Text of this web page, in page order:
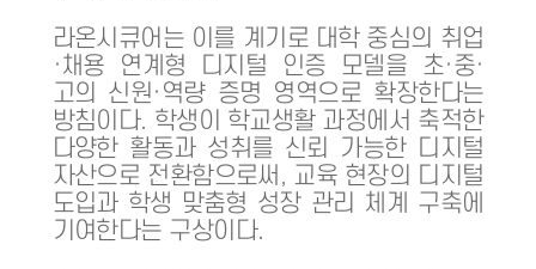
라온시큐어는 이를 계기로 대학 중심의 취업
·채용 연계형 디지털 인증 모델을 초·중·
고의 신원·역량 증명 영역으로 확장한다는
방침이다. 학생이 학교생활 과정에서 축적한
다양한 활동과 성취를 신뢰 가능한 디지털
자산으로 전환함으로써, 교육 현장의 디지털
도입과 학생 맞춤형 성장 관리 체계 구축에
기여한다는 구상이다.